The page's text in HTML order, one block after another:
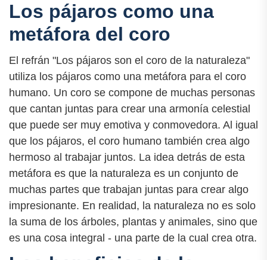
Los pájaros como una
metáfora del coro
El refrán "Los pájaros son el coro de la naturaleza"
utiliza los pájaros como una metáfora para el coro
humano. Un coro se compone de muchas personas
que cantan juntas para crear una armonía celestial
que puede ser muy emotiva y conmovedora. Al igual
que los pájaros, el coro humano también crea algo
hermoso al trabajar juntos. La idea detrás de esta
metáfora es que la naturaleza es un conjunto de
muchas partes que trabajan juntas para crear algo
impresionante. En realidad, la naturaleza no es solo
la suma de los árboles, plantas y animales, sino que
es una cosa integral - una parte de la cual crea otra.